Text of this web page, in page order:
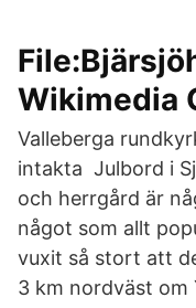
Wikimedia
Valleberga
intakta Julbord i
och herrgård är
något som allt
vuxit så stort att
3 km nordväst om